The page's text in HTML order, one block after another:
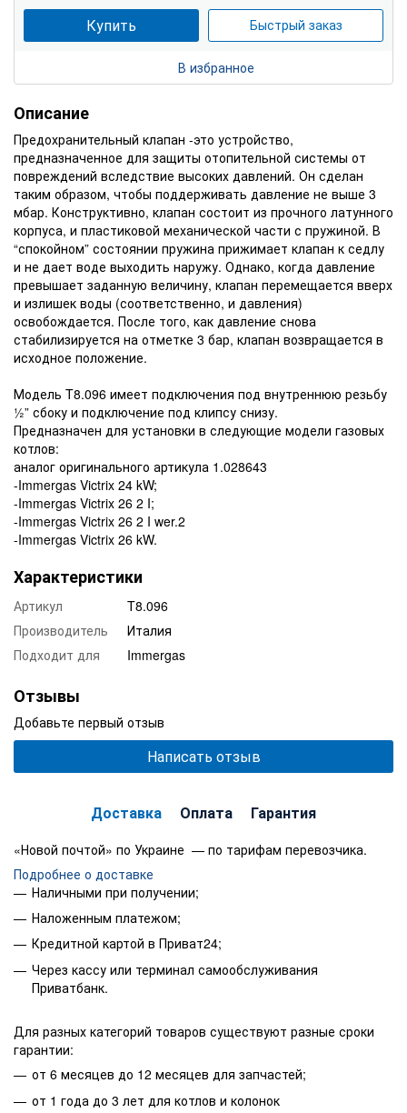
Купить Быстрый заказ
В избранное
Описание
Предохранительный клапан -это устройство,
предназначенное для защиты отопительной системы от
повреждений вследствие высоких давлений. Он сделан
таким образом, чтобы поддерживать давление не выше 3
мбар. Конструктивно, клапан состоит из прочного латунного
корпуса, и пластиковой механической части с пружиной. В
“спокойном” состоянии пружина прижимает клапан к седлу
и не дает воде выходить наружу. Однако, когда давление
превышает заданную величину, клапан перемещается вверх
и излишек воды (соответственно, и давления)
освобождается. После того, как давление снова
стабилизируется на отметке 3 бар, клапан возвращается в
исходное положение.
Модель T8.096 имеет подключения под внутреннюю резьбу
½” сбоку и подключение под клипсу снизу.
Предназначен для установки в следующие модели газовых
котлов:
аналог оригинального артикула 1.028643
-Immergas Victrix 24 kW;
-Immergas Victrix 26 2 I;
-Immergas Victrix 26 2 I wer.2
-Immergas Victrix 26 kW.
Характеристики
Артикул
T8.096
Производитель
Италия
Подходит для
Immergas
Отзывы
Добавьте первый отзыв
Написать отзыв
Доставка Оплата Гарантия
«Новой почтой» по Украине — по тарифам перевозчика.
Подробнее о доставке
Наличными при получении;
Наложенным платежом;
Кредитной картой в Приват24;
Через кассу или терминал самообслуживания
Приватбанк.
Для разных категорий товаров существуют разные сроки
гарантии:
от 6 месяцев до 12 месяцев для запчастей;
от 1 года до 3 лет для котлов и колонок